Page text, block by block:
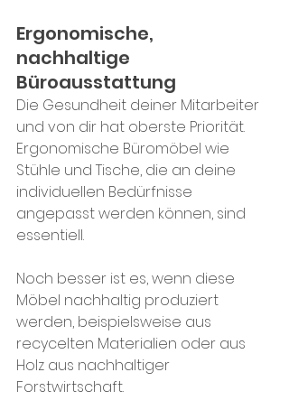
Ergonomische,
nachhaltige
Büroausstattung
Die Gesundheit deiner Mitarbeiter
und von dir hat oberste Priorität.
Ergonomische Büromöbel wie
Stühle und Tische, die an deine
individuellen Bedürfnisse
angepasst werden können, sind
essentiell.
Noch besser ist es, wenn diese
Möbel nachhaltig produziert
werden, beispielsweise aus
recycelten Materialien oder aus
Holz aus nachhaltiger
Forstwirtschaft.